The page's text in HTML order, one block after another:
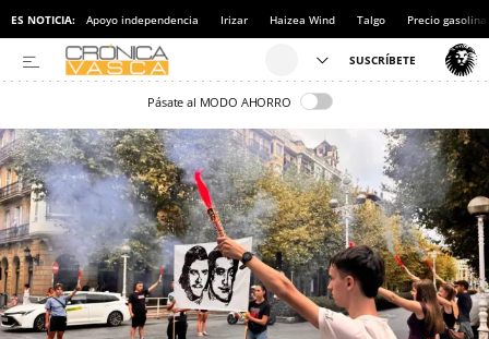
ES NOTICIA: Apoyo independencia Irizar Haizea Wind Talgo Precio gasolina
Pásate al MODO AHORRO